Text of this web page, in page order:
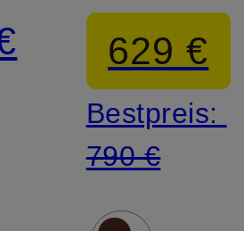
XL629 €
Bestpreis:
790 €